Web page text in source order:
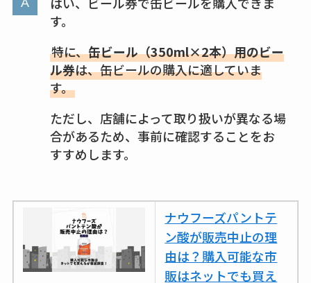
す。
特に、缶ビール（350ml×2本）用のビー
ル券は、缶ビールの購入に適していま
す。
ただし、店舗によって取り扱いが異なる場
合があるため、事前に確認することをお
すすめします。
ナウフーズパントテ
ン酸が販売中止の理
由は？購入可能な市
販はネットでも買え